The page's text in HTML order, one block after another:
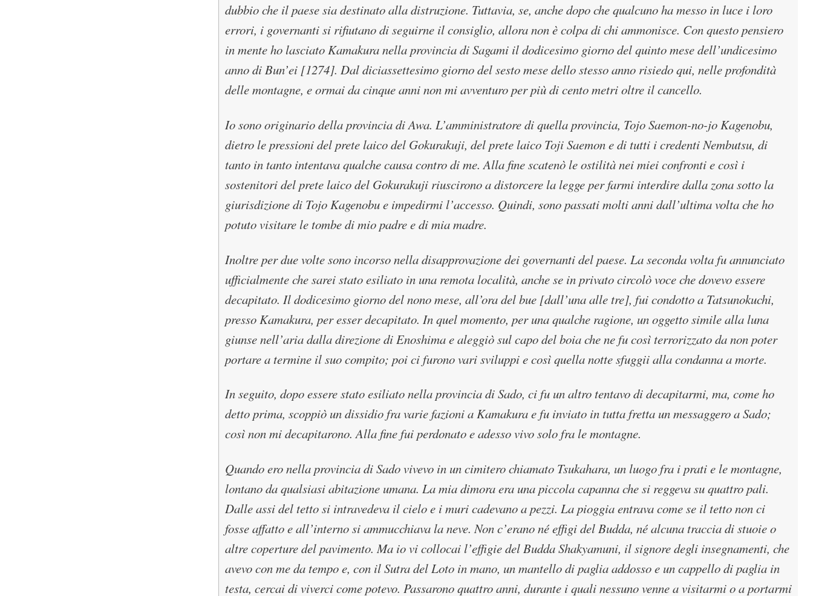
dubbio che il paese sia destinato alla distruzione. Tuttavia, se, anche dopo che qualcuno ha messo in luce i loro
errori, i governanti si rifiutano di seguirne il consiglio, allora non è colpa di chi ammonisce. Con questo pensiero
in mente ho lasciato Kamakura nella provincia di Sagami il dodicesimo giorno del quinto mese dell’undicesimo
anno di Bun’ei [1274]. Dal diciassettesimo giorno del sesto mese dello stesso anno risiedo qui, nelle profondità
delle montagne, e ormai da cinque anni non mi avventuro per più di cento metri oltre il cancello.
Io sono originario della provincia di Awa. L’amministratore di quella provincia, Tojo Saemon-no-jo Kagenobu,
dietro le pressioni del prete laico del Gokurakuji, del prete laico Toji Saemon e di tutti i credenti Nembutsu, di
tanto in tanto intentava qualche causa contro di me. Alla fine scatenò le ostilità nei miei confronti e così i
sostenitori del prete laico del Gokurakuji riuscirono a distorcere la legge per farmi interdire dalla zona sotto la
giurisdizione di Tojo Kagenobu e impedirmi l’accesso. Quindi, sono passati molti anni dall’ultima volta che ho
potuto visitare le tombe di mio padre e di mia madre.
Inoltre per due volte sono incorso nella disapprovazione dei governanti del paese. La seconda volta fu annunciato
ufficialmente che sarei stato esiliato in una remota località, anche se in privato circolò voce che dovevo essere
decapitato. Il dodicesimo giorno del nono mese, all’ora del bue [dall’una alle tre], fui condotto a Tatsunokuchi,
presso Kamakura, per esser decapitato. In quel momento, per una qualche ragione, un oggetto simile alla luna
giunse nell’aria dalla direzione di Enoshima e aleggiò sul capo del boia che ne fu così terrorizzato da non poter
portare a termine il suo compito; poi ci furono vari sviluppi e così quella notte sfuggii alla condanna a morte.
In seguito, dopo essere stato esiliato nella provincia di Sado, ci fu un altro tentavo di decapitarmi, ma, come ho
detto prima, scoppiò un dissidio fra varie fazioni a Kamakura e fu inviato in tutta fretta un messaggero a Sado;
così non mi decapitarono. Alla fine fui perdonato e adesso vivo solo fra le montagne.
Quando ero nella provincia di Sado vivevo in un cimitero chiamato Tsukahara, un luogo fra i prati e le montagne,
lontano da qualsiasi abitazione umana. La mia dimora era una piccola capanna che si reggeva su quattro pali.
Dalle assi del tetto si intravedeva il cielo e i muri cadevano a pezzi. La pioggia entrava come se il tetto non ci
fosse affatto e all’interno si ammucchiava la neve. Non c’erano né effigi del Budda, né alcuna traccia di stuoie o
altre coperture del pavimento. Ma io vi collocai l’effigie del Budda Shakyamuni, il signore degli insegnamenti, che
avevo con me da tempo e, con il Sutra del Loto in mano, un mantello di paglia addosso e un cappello di paglia in
testa, cercai di viverci come potevo. Passarono quattro anni, durante i quali nessuno venne a visitarmi o a portarmi